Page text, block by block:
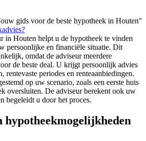
gids voor de beste hypotheek in Houten"
in Houten helpt u de hypotheek te vinden
persoonlijke en financiële situatie. Dit
omdat de adviseur meerdere
de beste deal. U krijgt persoonlijk advies
rentevaste periodes en renteaanbiedingen.
op uw scenario, zoals een eerste huis
oversluiten. De adviseur berekent ook uw
begeleidt u door het proces.
hypotheekmogelijkheden